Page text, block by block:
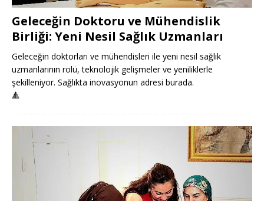
Geleceğin Doktoru ve Mühendislik
Birliği: Yeni Nesil Sağlık Uzmanları
Geleceğin doktorları ve mühendisleri ile yeni nesil sağlık
uzmanlarının rolü, teknolojik gelişmeler ve yeniliklerle
şekilleniyor. Sağlıkta inovasyonun adresi burada.
🔺